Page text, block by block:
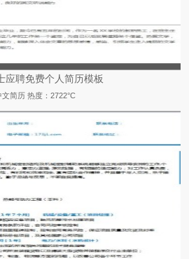
应聘免费个人简历模板
文简历 热度：2722°C